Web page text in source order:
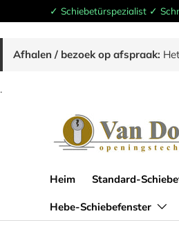
Zum Inhalt springen
✓ Schiebetürspezialist ✓
Afhalen / bezoek op afspraak:
.
Heim Standard-
Hebe-Schiebefenster